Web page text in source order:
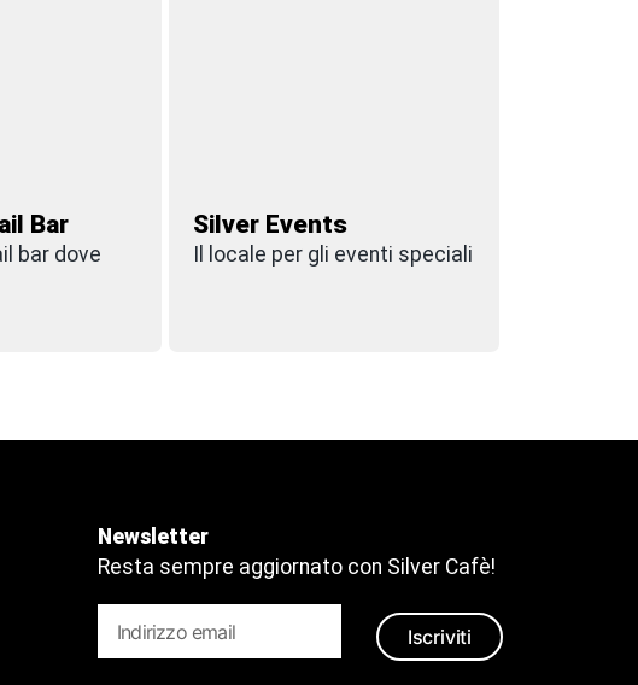
Bar
bar dove
Silver Events
Il locale per gli eventi speciali
Newsletter
Resta sempre aggiornato con Silver Cafè!
Iscriviti